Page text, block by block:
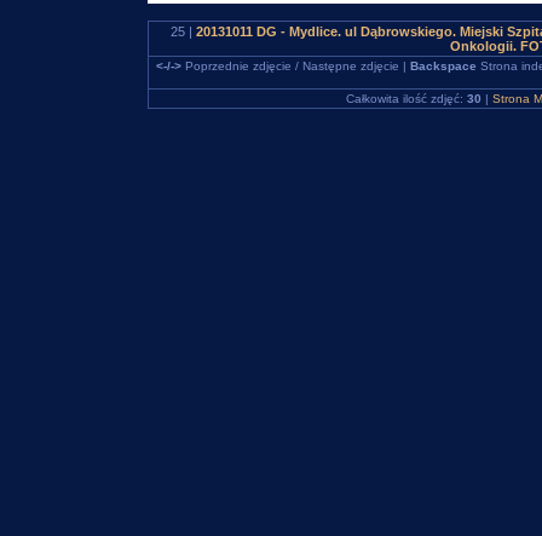
25 | 20131011 DG - Mydlice. ul Dąbrowskiego. Miejski
Onkologii.
<-/->Poprzednie zdjęcie / Następne zdjęcie | Backspace Strona
Całkowita ilość zdjęć: 30 | Strona